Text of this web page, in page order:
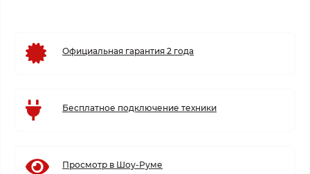
Официальная гарантия 2 года
Бесплатное подключение техники
Просмотр в Шоу-Руме